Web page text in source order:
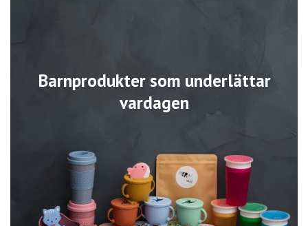
Barnprodukter som underlättar
vardagen